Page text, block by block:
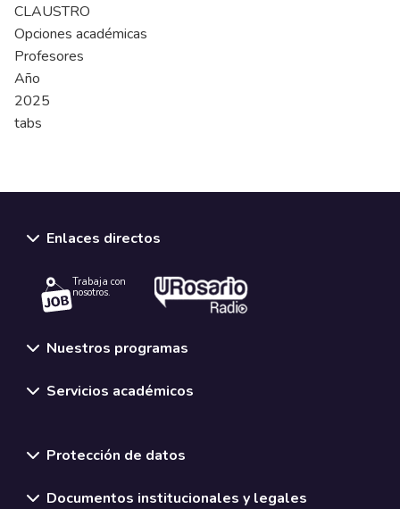
CLAUSTRO
Opciones académicas
Profesores
Año
2025
tabs
Enlaces directos
Trabaja con
nosotros.
Nuestros programas
Servicios académicos
Protección de datos
Documentos institucionales y legales